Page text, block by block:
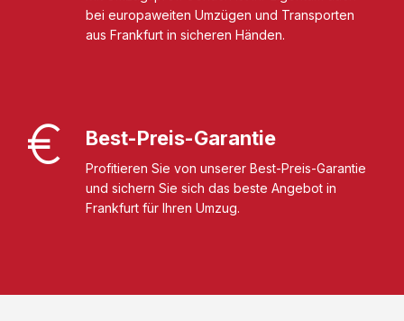
bei europaweiten Umzügen und Transporten
aus Frankfurt in sicheren Händen.
Best-Preis-Garantie
Profitieren Sie von unserer Best-Preis-Garantie
und sichern Sie sich das beste Angebot in
Frankfurt für Ihren Umzug.